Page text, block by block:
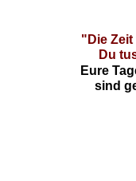
"Die
Du
Eure
sind